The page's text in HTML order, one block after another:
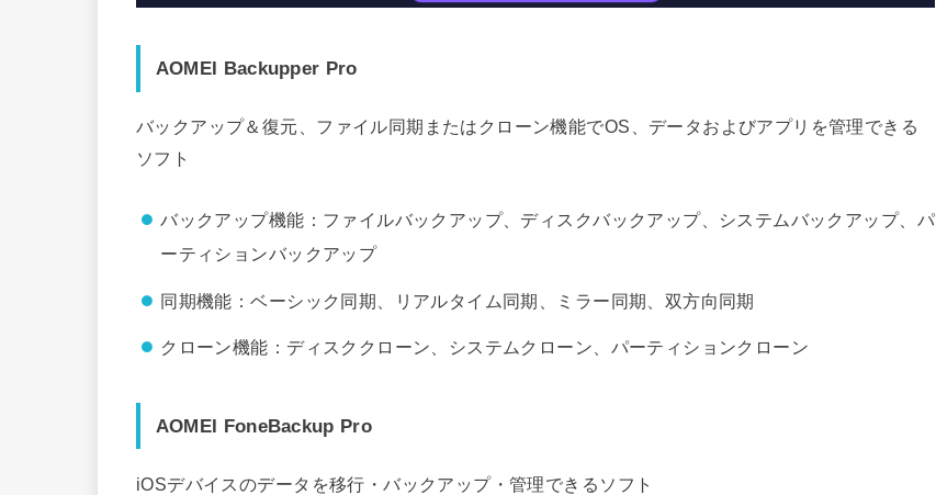
AOMEI Backupper Pro
バックアップ＆復元、ファイル同期またはクローン機能でOS、データおよびアプリを管理できる
ソフト
バックアップ機能：ファイルバックアップ、ディスクバックアップ、システムバックアップ、パ
ーティションバックアップ
同期機能：ベーシック同期、リアルタイム同期、ミラー同期、双方向同期
クローン機能：ディスククローン、システムクローン、パーティションクローン
AOMEI FoneBackup Pro
iOSデバイスのデータを移行・バックアップ・管理できるソフト